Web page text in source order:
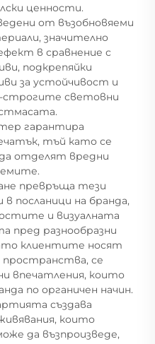
ценности.
от възобновяеми
значително
в сравнение с
подкрепяйки
за устойчивост и
строгите световни
гарантира
тъй като се
отделят вредни
превръща тези
посланици на бранда,
и визуалната
пред разнообразни
клиентите носят
се
впечатления, които
по органичен начин.
създава
които
да възпроизведе,